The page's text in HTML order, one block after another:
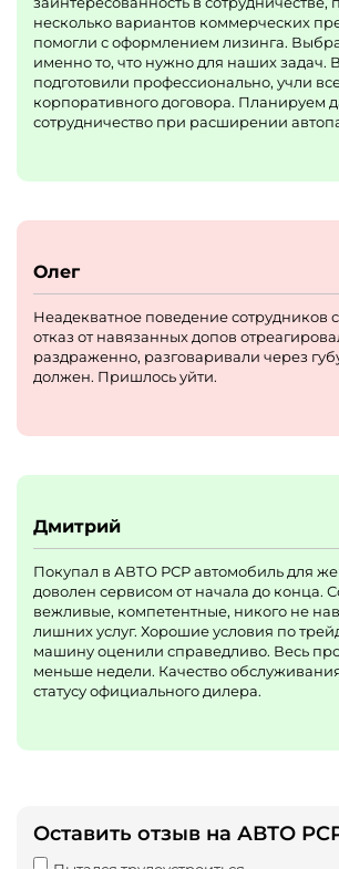
несколько вариантов коммерческих
помогли с оформлением лизинга.
именно то, что нужно для наших задач.
подготовили профессионально, учли
корпоративного договора. Планируем
сотрудничество при расширении
Олег
Неадекватное поведение сотрудников
отказ от навязанных допов
раздраженно, разговаривали через
должен. Пришлось уйти.
Дмитрий
Покупал в АВТО РСР автомобиль для
доволен сервисом от начала до конца.
вежливые, компетентные, никого не
лишних услуг. Хорошие условия по
машину оценили справедливо. Весь
меньше недели. Качество обслуживания
статусу официального дилера.
Оставить отзыв на АВТО